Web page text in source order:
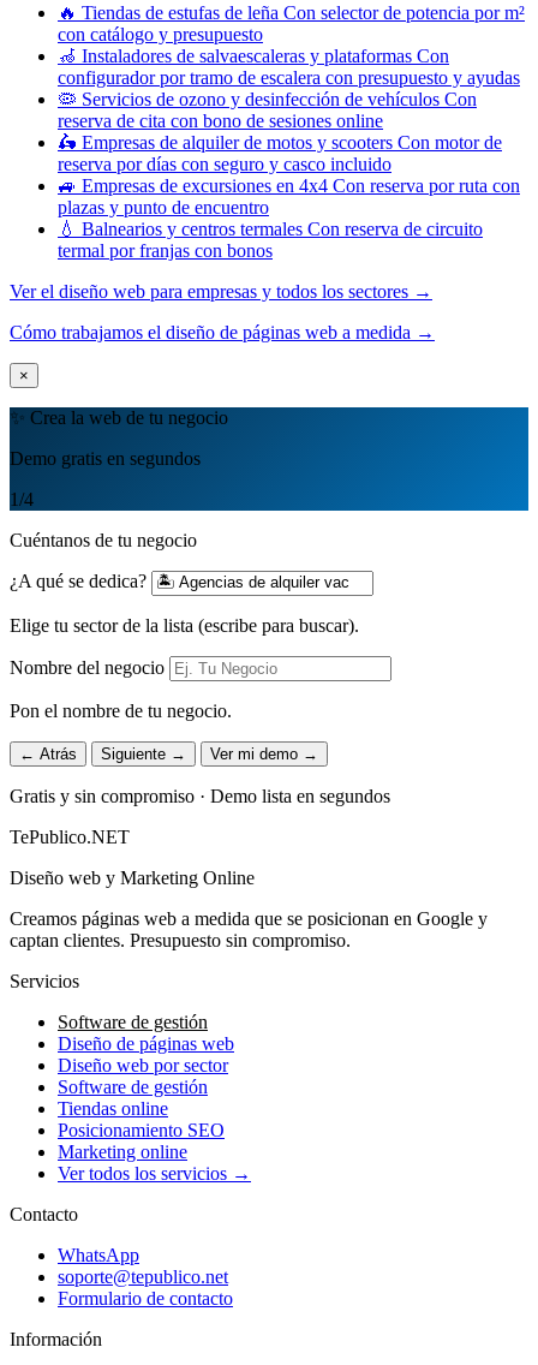
🔥 Tiendas de estufas de leña Con selector de potencia por m²
con catálogo y presupuesto
🦽 Instaladores de salvaescaleras y plataformas Con
configurador por tramo de escalera con presupuesto y ayudas
🦠 Servicios de ozono y desinfección de vehículos Con
reserva de cita con bono de sesiones online
🛵 Empresas de alquiler de motos y scooters Con motor de
reserva por días con seguro y casco incluido
🚙 Empresas de excursiones en 4x4 Con reserva por ruta con
plazas y punto de encuentro
💧 Balnearios y centros termales Con reserva de circuito
termal por franjas con bonos
Ver el diseño web para empresas y todos los sectores →
Cómo trabajamos el diseño de páginas web a medida →
×
✨ Crea la web de tu negocio
Demo gratis en segundos
1/4
Cuéntanos de tu negocio
¿A qué se dedica?
Elige tu sector de la lista (escribe para buscar).
Nombre del negocio
Pon el nombre de tu negocio.
← Atrás Siguiente → Ver mi demo →
Gratis y sin compromiso · Demo lista en segundos
TePublico.NET
Diseño web y Marketing Online
Creamos páginas web a medida que se posicionan en Google y
captan clientes. Presupuesto sin compromiso.
Servicios
Software de gestión
Diseño de páginas web
Diseño web por sector
Software de gestión
Tiendas online
Posicionamiento SEO
Marketing online
Ver todos los servicios →
Contacto
WhatsApp
soporte@tepublico.net
Formulario de contacto
Información